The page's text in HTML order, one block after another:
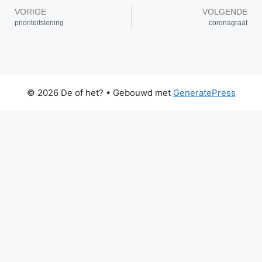
VORIGE
prioriteitslening
VOLGENDE
coronagraaf
© 2026 De of het? • Gebouwd met GeneratePress